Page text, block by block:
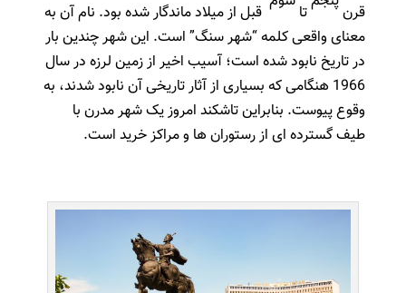
قرن
تا قبل از میلاد ماندگار شده بود. نام آن به
معنای واقعی کلمه “شهر سنگ” است. این شهر چندین بار
در تاریخ نابود شده است؛ آسیب اخیر از زمین لرزه در سال
1966 هنگامی که بسیاری از آثار تاریخی آن نابود شدند، به
وقوع پیوست. بنابراین تاشکند امروز یک شهر مدرن با
طیف گسترده ای از رستوران ها و مراکز خرید است.